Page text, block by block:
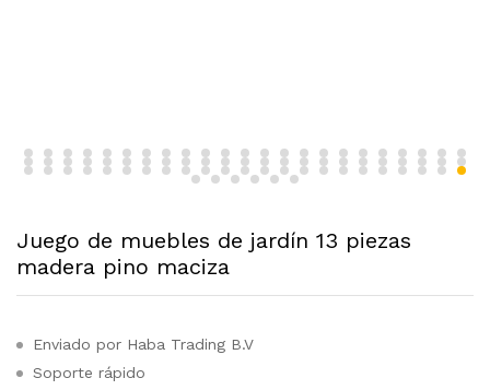
Juego de muebles de jardín 13 piezas
madera pino maciza
Enviado por Haba Trading B.V
Soporte rápido